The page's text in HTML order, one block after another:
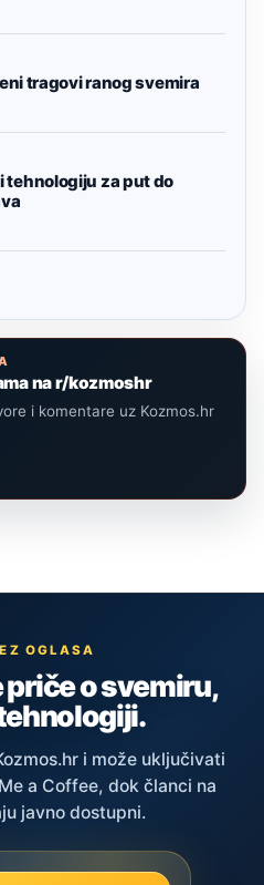
tragovi ranog svemira
tehnologiju za put do
na r/kozmoshr
i komentare uz Kozmos.hr
OGLASA
o svemiru,
i može uključivati
a Coffee, dok članci na
javno dostupni.